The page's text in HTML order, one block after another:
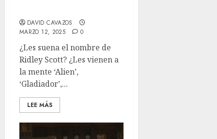
DAVID CAVAZOS
MARZO 12, 2025
0
¿Les suena el nombre de
Ridley Scott? ¿Les vienen a
la mente ‘Alien’,
‘Gladiador’,...
LEE MÁS